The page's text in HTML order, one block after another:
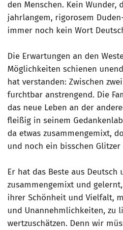
den Menschen. Kein Wunder,
jahrlangem, rigorosem
immer noch kein Wort
Die Erwartungen an den
Möglichkeiten schienen
hat verstanden: Zwischen
furchtbar anstrengend. Die
das neue Leben an der
fleißig in seinem
da etwas zusammengemixt,
und noch ein bisschen
Er hat das Beste aus Deutsch
zusammengemixt und
ihrer Schönheit und Vielfalt,
und Unannehmlichkeiten, zu
wertzuschätzen. Denn wir